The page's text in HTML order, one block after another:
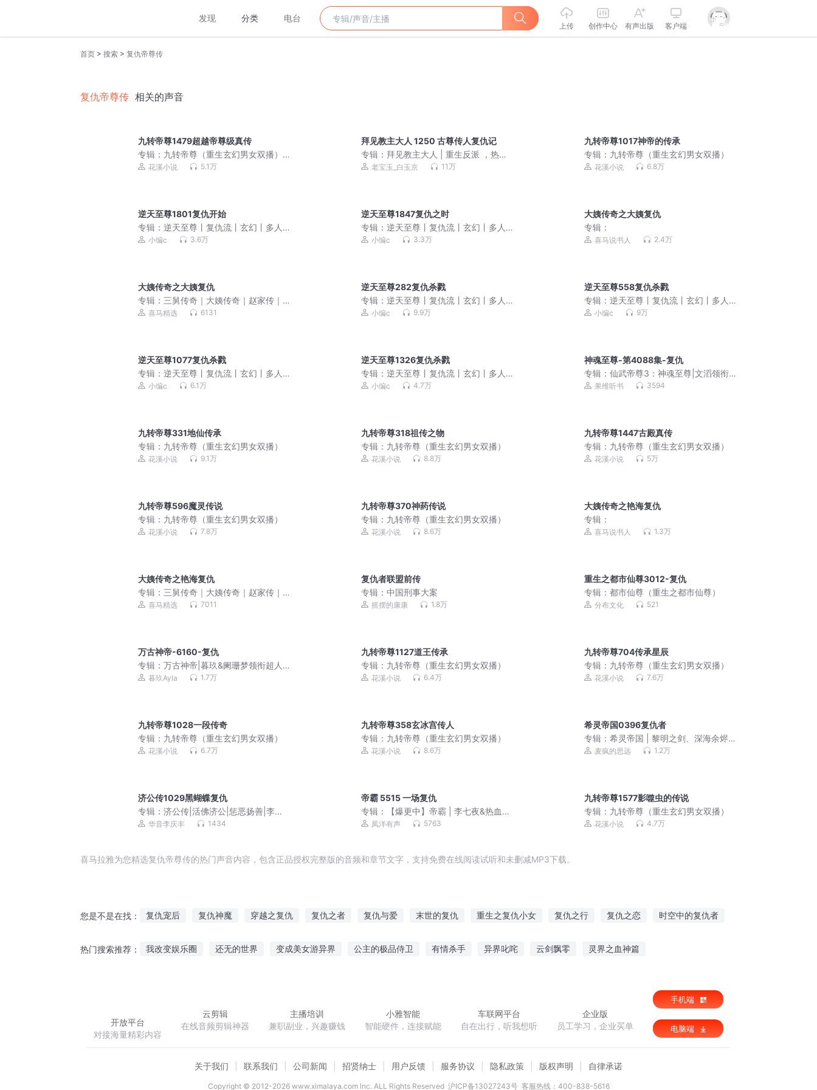
发现 分类 电台
上传 创作中心 有声出版 客户端
首页 > 搜索 > 复仇帝尊传
复仇帝尊传 相关的声音
九转帝尊1479超越帝尊级真传
专辑： 九转帝尊（重生玄幻男女双播）
订阅福利明日爆更
花溪小说 5.1万
拜见教主大人 1250 古尊传人复仇记
专辑： 拜见教主大人 | 重生反派 ，热血
超燃多人有声剧
老宝玉_白玉京 11万
九转帝尊1017神帝的传承
专辑： 九转帝尊（重生玄幻男女双播）
花溪小说 6.8万
逆天至尊1801复仇开始
专辑： 逆天至尊丨复仇流丨玄幻丨多人
有声剧
小编c 3.6万
逆天至尊1847复仇之时
专辑：逆天至尊丨复仇流丨玄幻丨多人
有声剧
小编c 3.3万
大姨传奇之大姨复仇
专辑：
喜马说书人 2.4万
大姨传奇之大姨复仇
专辑： 三舅传奇｜大姨传奇｜赵家传｜
李雪花
喜马精选 6131
逆天至尊282复仇杀戮
专辑：逆天至尊丨复仇流丨玄幻丨多人
有声剧
小编c 9.9万
逆天至尊558复仇杀戮
专辑：逆天至尊丨复仇流丨玄幻丨多人
有声剧
小编c 9万
逆天至尊1077复仇杀戮
专辑： 逆天至尊丨复仇流丨玄幻丨多人
有声剧
小编c 6.1万
逆天至尊1326复仇杀戮
专辑：逆天至尊丨复仇流丨玄幻丨多人
有声剧
小编c 4.7万
神魂至尊-第4088集-复仇
专辑：仙武帝尊3：神魂至尊|文滔领衔&
各仙争霸
果维听书 3594
九转帝尊331地仙传承
专辑： 九转帝尊（重生玄幻男女双播）
花溪小说 9.1万
九转帝尊318祖传之物
专辑： 九转帝尊（重生玄幻男女双播）
花溪小说 8.8万
九转帝尊1447古殿真传
专辑： 九转帝尊（重生玄幻男女双播）
花溪小说 5万
九转帝尊596魔灵传说
专辑： 九转帝尊（重生玄幻男女双播）
花溪小说 7.8万
九转帝尊370神药传说
专辑： 九转帝尊（重生玄幻男女双播）
花溪小说 8.6万
大姨传奇之艳海复仇
专辑：
喜马说书人 1.3万
大姨传奇之艳海复仇
专辑： 三舅传奇｜大姨传奇｜赵家传｜
李雪花
喜马精选 7011
复仇者联盟前传
专辑：中国刑事大案
摇摆的康康 1.8万
重生之都市仙尊3012-复仇
专辑：都市仙尊（重生之都市仙尊）
分布文化 521
万古神帝-6160-复仇
专辑： 万古神帝|暮玖&阑珊梦领衔超人
气玄幻多人有声剧（三撇一捺出品）
暮玖Ayla 1.7万
九转帝尊1127道王传承
专辑： 九转帝尊（重生玄幻男女双播）
花溪小说 6.4万
九转帝尊704传承星辰
专辑： 九转帝尊（重生玄幻男女双播）
花溪小说 7.6万
九转帝尊1028一段传奇
专辑： 九转帝尊（重生玄幻男女双播）
花溪小说 6.7万
九转帝尊358玄冰宫传人
专辑： 九转帝尊（重生玄幻男女双播）
花溪小说 8.6万
希灵帝国0396复仇者
专辑：希灵帝国 | 黎明之剑、深海余烬
前作 | 动漫原著 | 搞笑史诗科幻|多人有
麦疯的思远 1.2万
济公传1029黑蝴蝶复仇
专辑： 济公传|活佛济公|惩恶扬善|李庆
丰文化评书
华音李庆丰 1434
帝霸 5515 一场复仇
专辑：
【爆更中】帝霸 | 李七夜&热血玄
幻&扮猪吃虎&强者归来 | 多人剧完整版
凤洋有声 5763
九转帝尊1577影噬虫的传说
专辑： 九转帝尊（重生玄幻男女双播）
花溪小说 4.7万
喜马拉雅为您精选复仇帝尊传的热门声音内容，包含正品授权完整版的音频和章节文字，支持免费在线阅读试听和未删减MP3下载。
您是不是在找： 复仇宠后 复仇神魔 穿越之复仇 复仇之者 复仇与爱 末世的复仇 重生之复仇小女 复仇之行 复仇之恋 时空中的复仇者
热门搜索推荐： 我改变娱乐圈 还无的世界 变成美女游异界 公主的极品侍卫 有情杀手 异界叱咤 云剑飘零 灵界之血神篇
开放平台
对接海量精彩内容
云剪辑
在线音频剪辑神器
主播培训
兼职副业，兴趣赚钱
小雅智能
智能硬件，连接赋能
车联网平台
自在出行，听我想听
企业版
员工学习，企业买单
手机端
电脑端
关于我们 联系我们 公司新闻 招贤纳士 用户反馈 服务协议 隐私政策 版权声明 自律承诺
Copyright © 2012-2026www.ximalaya.com lnc. ALL Rights Reserved 沪ICP备13027243号 客服热线：400-838-5616